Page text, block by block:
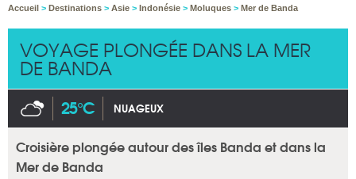
Accueil > Destinations > Asie > Indonésie > Moluques > Mer de Banda
VOYAGE PLONGÉE DANS LA MER
DE BANDA
25°C NUAGEUX
Croisière plongée autour des îles Banda et dans la
Mer de Banda